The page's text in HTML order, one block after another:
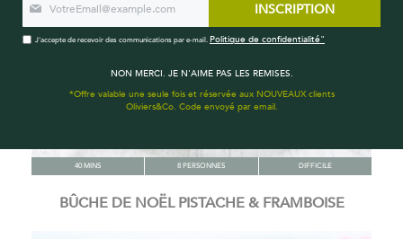
INSCRIPTION
J'accepte de recevoir des communications par e-mail. Politique de confidentialité"
NON MERCI. JE N'AIME PAS LES REMISES.
*Offre valable une seule fois et réservée aux NOUVEAUX clients
Oliviers&Co. Code envoyé par email.
40 MINS 8 PERSONNES DIFFICILE
BÛCHE DE NOËL PISTACHE & FRAMBOISE